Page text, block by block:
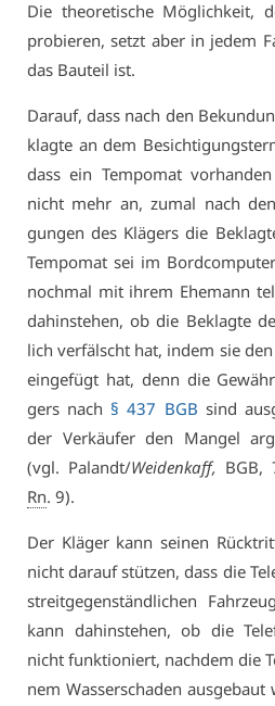
Die theo­re­ti­sche Mög­lich­keit,
pro­bie­ren, setzt aber in je­dem
das Bau­teil ist.
Dar­auf, dass nach den
klag­te an dem
dass ein Tem­po­mat
nicht mehr an, zu­mal nach
gun­gen des Klä­gers die
Tem­po­mat sei im
noch­mal mit ih­rem Ehe­mann
da­hin­ste­hen, ob die Be­klag­te
lich ver­fälscht hat, in­dem sie
ein­ge­fügt hat, denn die
gers nach § 437 BGB sind
der Ver­käu­fer den Man­gel
(vgl. Pa­landt/Wei­den­kaff, BGB,
Rn. 9).
Der Klä­ger kann sei­nen
nicht dar­auf stüt­zen, dass die
streit­ge­gen­ständ­li­chen
kann da­hin­ste­hen, ob die
nicht funk­tio­niert, nach­dem die
nem Was­ser­scha­den